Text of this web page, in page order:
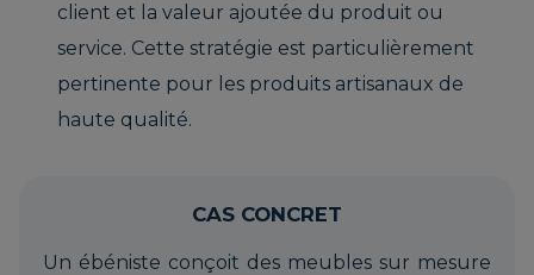
client et la valeur ajoutée du produit ou
service. Cette stratégie est particulièrement
pertinente pour les produits artisanaux de
haute qualité.
CAS CONCRET
Un ébéniste conçoit des meubles sur mesure